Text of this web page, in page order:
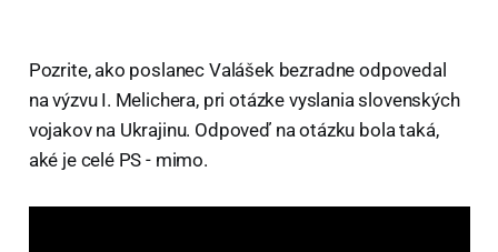
Pozrite, ako poslanec Valášek bezradne odpovedal
na výzvu I. Melichera, pri otázke vyslania slovenských
vojakov na Ukrajinu. Odpoveď na otázku bola taká,
aké je celé PS - mimo.